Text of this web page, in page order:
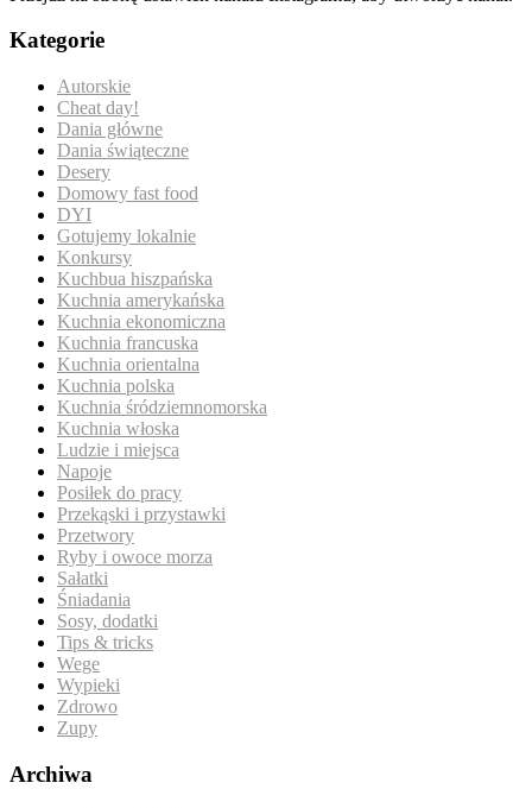
Kategorie
Autorskie
Cheat day!
Dania główne
Dania świąteczne
Desery
Domowy fast food
DYI
Gotujemy lokalnie
Konkursy
Kuchbua hiszpańska
Kuchnia amerykańska
Kuchnia ekonomiczna
Kuchnia francuska
Kuchnia orientalna
Kuchnia polska
Kuchnia śródziemnomorska
Kuchnia włoska
Ludzie i miejsca
Napoje
Posiłek do pracy
Przekąski i przystawki
Przetwory
Ryby i owoce morza
Sałatki
Śniadania
Sosy, dodatki
Tips & tricks
Wege
Wypieki
Zdrowo
Zupy
Archiwa